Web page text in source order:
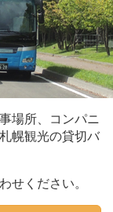
場所、コンパニ
幌観光の貸切バ
せください。